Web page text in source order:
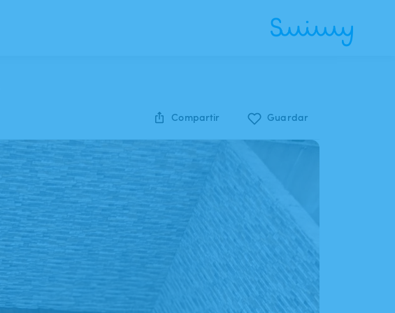
Compartir Guardar